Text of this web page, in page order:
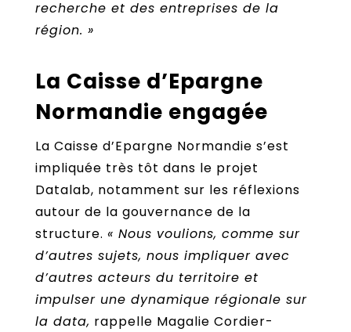
recherche et des entreprises de la
région. »
La Caisse d’Epargne
Normandie engagée
La Caisse d’Epargne Normandie s’est
impliquée très tôt dans le projet
Datalab, notamment sur les réflexions
autour de la gouvernance de la
structure. « Nous voulions, comme sur
d’autres sujets, nous impliquer avec
d’autres acteurs du territoire et
impulser une dynamique régionale sur
la data, rappelle Magalie Cordier-